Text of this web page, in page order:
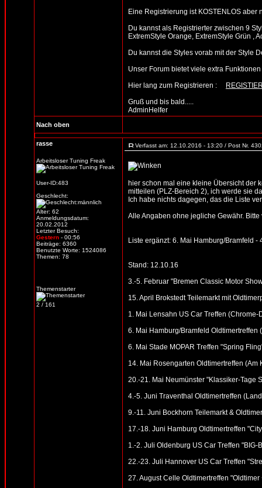
Eine Registrierung ist KOSTENLOS
Du kannst als Registrierter zwischen 9
ExtremStyle Orange, ExtremStyle Grün ,
Du kannst die Styles vorab mit der
Unser Forum bietet viele extra
Hier lang zum Registrieren :
Gruß und bis bald.....
AdminHelfer
Nach oben
rasse
Arbeitsloser Tuning Freak
User-ID:483
Geschlecht:
Alter: 62
Anmeldungsdatum:
20.02.2012
Letzter Besuch:
Gestern - 00:56
Beiträge: 6360
Benutzte Worte: 1524086
Themen: 78
Themenstarter
2 / 161
Verfasst am: 12.10.2016 - 13:20 / Post Nr.
hier schon mal eine kleine Übersicht der
mitteilen (PLZ-Bereich 2), ich werde sie
Ich habe nichts dagegen, das die Liste
Alle Angaben ohne jegliche Gewähr.
Liste ergänzt: 6. Mai Hamburg/Bramfeld
Stand: 12.10.16
3.-5. Februar "Bremen Classic Motor
15. April Brokstedt Teilemarkt mit
1. Mai Lensahn US Car Treffen (Chrome-
6. Mai Hamburg/Bramfeld Oldtimertreffen
6. Mai Stade MOPAR Treffen "Spring
14. Mai Rosengarten Oldtimertreffen (Am
20.-21. Mai Neumünster "Klassiker-Tage
4.-5. Juni Traventhal Oldtimertreffen
9.-11. Juni Bockhorn Teilemarkt &
17.-18. Juni Hamburg Oldtimertreffen
1.-2. Juli Oldenburg US Car Treffen
22.-23. Juli Hannover US Car Treffen
27. August Celle Oldtimertreffen "Oldtimer